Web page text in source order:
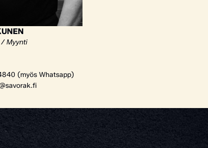
/ Myynti
(myös Whatsapp)